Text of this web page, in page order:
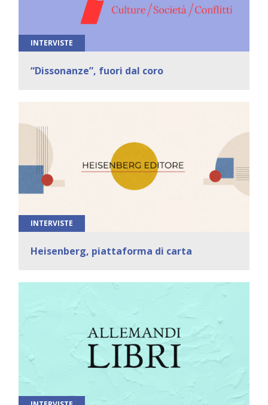
INTERVISTE
“Dissonanze”, fuori dal coro
INTERVISTE
Heisenberg, piattaforma di carta